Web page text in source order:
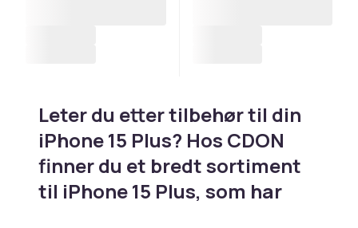
Leter du etter tilbehør til din
iPhone 15 Plus? Hos CDON
finner du et bredt sortiment
til iPhone 15 Plus, som har